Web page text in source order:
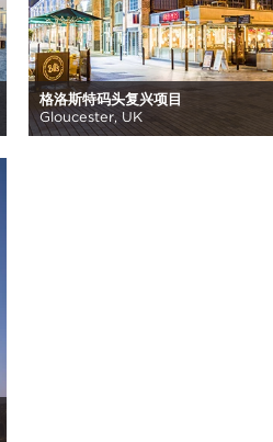
格洛斯特码头复兴项目
Gloucester, UK